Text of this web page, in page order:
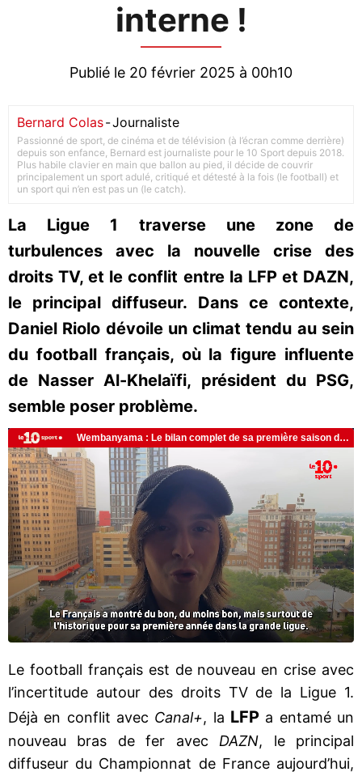
interne !
Publié le 20 février 2025 à 00h10
Bernard Colas-Journaliste
Passionné de sport, de cinéma et de télévision (à l’écran comme derrière)
depuis son enfance, Bernard est journaliste pour le 10 Sport depuis 2018.
Plus habile clavier en main que ballon au pied, il décide de couvrir
principalement un sport adulé, critiqué et détesté à la fois (le football) et
un sport qui n’en est pas un (le catch).
La Ligue 1 traverse une zone de
turbulences avec la nouvelle crise des
droits TV, et le conflit entre la LFP et DAZN,
le principal diffuseur. Dans ce contexte,
Daniel Riolo dévoile un climat tendu au sein
du football français, où la figure influente
de Nasser Al-Khelaïfi, président du PSG,
semble poser problème.
Le football français est de nouveau en crise avec
l’incertitude autour des droits TV de la Ligue 1.
Déjà en conflit avec Canal+, la LFP a entamé un
nouveau bras de fer avec DAZN, le principal
diffuseur du Championnat de France aujourd’hui,